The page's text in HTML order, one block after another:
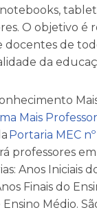
O objetivo é
docentes de
da
Mais
Portaria MEC
professores
Anos Iniciais
Finais do
Médio.